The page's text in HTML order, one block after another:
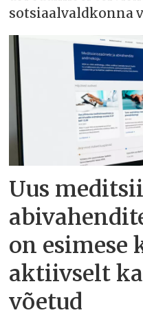
sotsiaalvaldkonna
Uus
on esimese
aktiivselt
võetud